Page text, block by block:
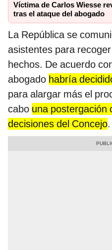
Víctima de Carlos Wiesse
tras el ataque del abogado
La República se
asistentes para
hechos. De acuerdo
abogado habría
para alargar más el
cabo una postergación
decisiones del Concejo.